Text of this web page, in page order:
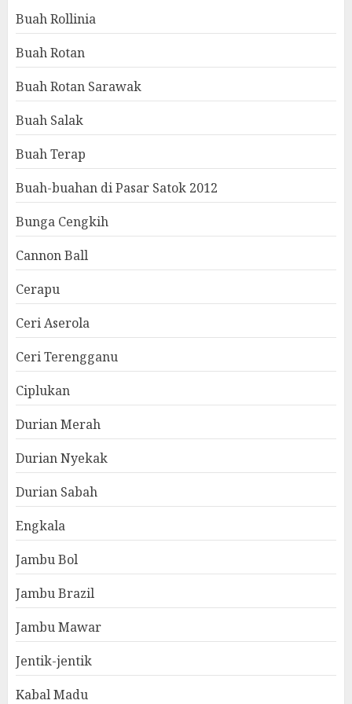
Buah Rollinia
Buah Rotan
Buah Rotan Sarawak
Buah Salak
Buah Terap
Buah-buahan di Pasar Satok 2012
Bunga Cengkih
Cannon Ball
Cerapu
Ceri Aserola
Ceri Terengganu
Ciplukan
Durian Merah
Durian Nyekak
Durian Sabah
Engkala
Jambu Bol
Jambu Brazil
Jambu Mawar
Jentik-jentik
Kabal Madu